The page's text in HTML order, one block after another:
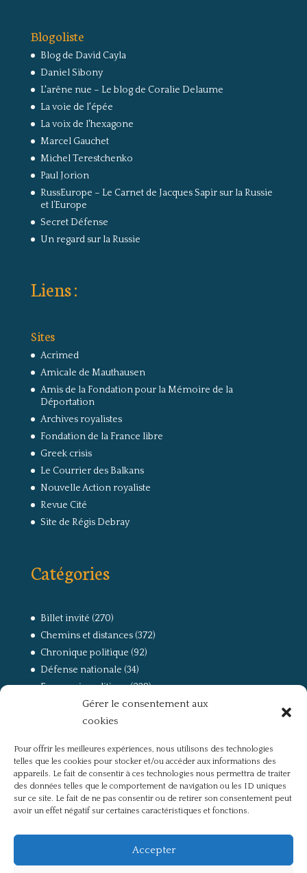
Gérer le consentement aux
cookies
Pour offrir les meilleures expériences, nous utilisons des technologies
telles que les cookies pour stocker et/ou accéder aux informations des
appareils. Le fait de consentir à ces technologies nous permettra de traiter
des données telles que le comportement de navigation ou les ID uniques
sur ce site. Le fait de ne pas consentir ou de retirer son consentement peut
avoir un effet négatif sur certaines caractéristiques et fonctions.
Accepter
Blogoliste
Blog de David Cayla
Daniel Sibony
L'arêne nue – Le blog de Coralie Delaume
La voie de l'épée
La voix de l'hexagone
Marcel Gauchet
Michel Terestchenko
Paul Jorion
RussEurope – Le Carnet de Jacques Sapir sur la Russie
et l’Europe
Secret Défense
Un regard sur la Russie
Liens :
Sites
Acrimed
Amicale de Mauthausen
Amis de la Fondation pour la Mémoire de la
Déportation
Archives royalistes
Fondation de la France libre
Greek crisis
Le Courrier des Balkans
Nouvelle Action royaliste
Revue Cité
Site de Régis Debray
Catégories
Billet invité (270)
Chemins et distances(372)
Chronique politique (92)
Défense nationale (34)
Economie politique(238)
(168)
La guerre, la Résistance et la Déportation
Non classé(42)
Partis politiques, intelligentsia, médias(750)
Présentation(4)
Références(57)